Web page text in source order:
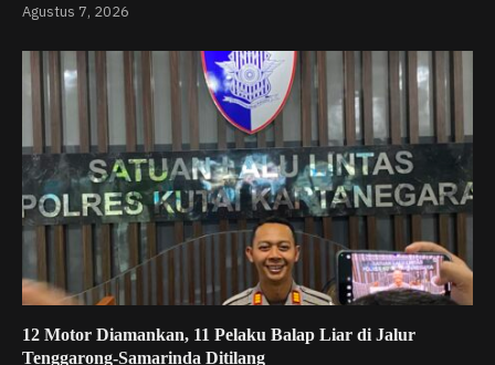
Agustus 7, 2026
12 Motor Diamankan, 11 Pelaku Balap Liar di Jalur
Tenggarong-Samarinda Ditilang